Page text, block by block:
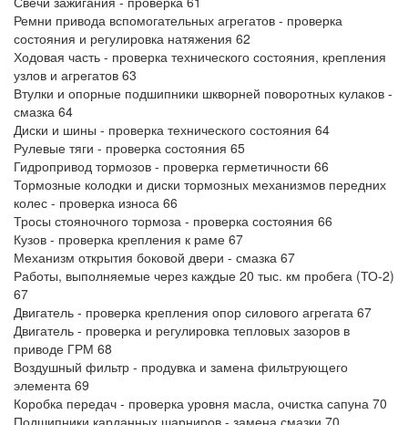
Ремни привода вспомогательных агрегатов - проверка
состояния и регулировка натяжения 62
Ходовая часть - проверка технического состояния, крепления
узлов и агрегатов 63
Втулки и опорные подшипники шкворней поворотных кулаков -
смазка 64
Диски и шины - проверка технического состояния 64
Рулевые тяги - проверка состояния 65
Гидропривод тормозов - проверка герметичности 66
Тормозные колодки и диски тормозных механизмов передних
колес - проверка износа 66
Тросы стояночного тормоза - проверка состояния 66
Кузов - проверка крепления к раме 67
Механизм открытия боковой двери - смазка 67
Работы, выполняемые через каждые 20 тыс. км пробега (ТО-2)
67
Двигатель - проверка крепления опор силового агрегата 67
Двигатель - проверка и регулировка тепловых зазоров в
приводе ГРМ 68
Воздушный фильтр - продувка и замена фильтрующего
элемента 69
Коробка передач - проверка уровня масла, очистка сапуна 70
Подшипники карданных шарниров - замена смазки 70